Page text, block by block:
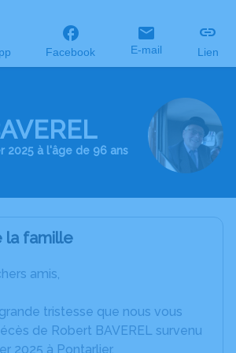
Facebook E-mail Lien
2025 à l'âge de 96 ans
la famille
amis,
tristesse que nous vous
de Robert BAVEREL survenu
2025 à Pontarlier.